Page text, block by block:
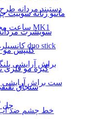
دستبند مردانه
ساعت مچی دیجیتال مدل MK1
کانسیلر و کانتور دو طرفه duo stick
براش آرایشی پلنگی
ست براش آرایشی
خط چشم ضد آب
مانتو زنانه سوییت چهار
سویشرت
کلیپس
گیره مو فلزی
سنجاق
چل